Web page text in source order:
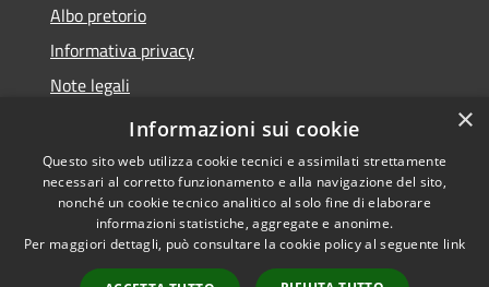
Albo pretorio
Informativa privacy
Note legali
Dichiarazione di accessibilità
Accessibilità
Copyright © 2026 • Comune di
Longarone • Powered by
×
Informazioni sui cookie
Questo sito web utilizza cookie tecnici e assimilati strettamente
necessari al corretto funzionamento e alla navigazione del sito,
nonché un cookie tecnico analitico al solo fine di elaborare
informazioni statistiche, aggregate e anonime.
Per maggiori dettagli, può consultare la cookie policy al seguente link